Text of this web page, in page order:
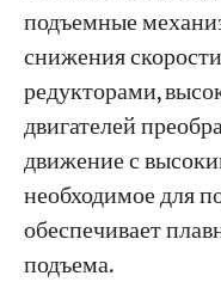
Свяжитесь с Нами
подъемные
снижения
редукторами,
двигателей
движение с
необходимое для
обеспечивает
подъема.